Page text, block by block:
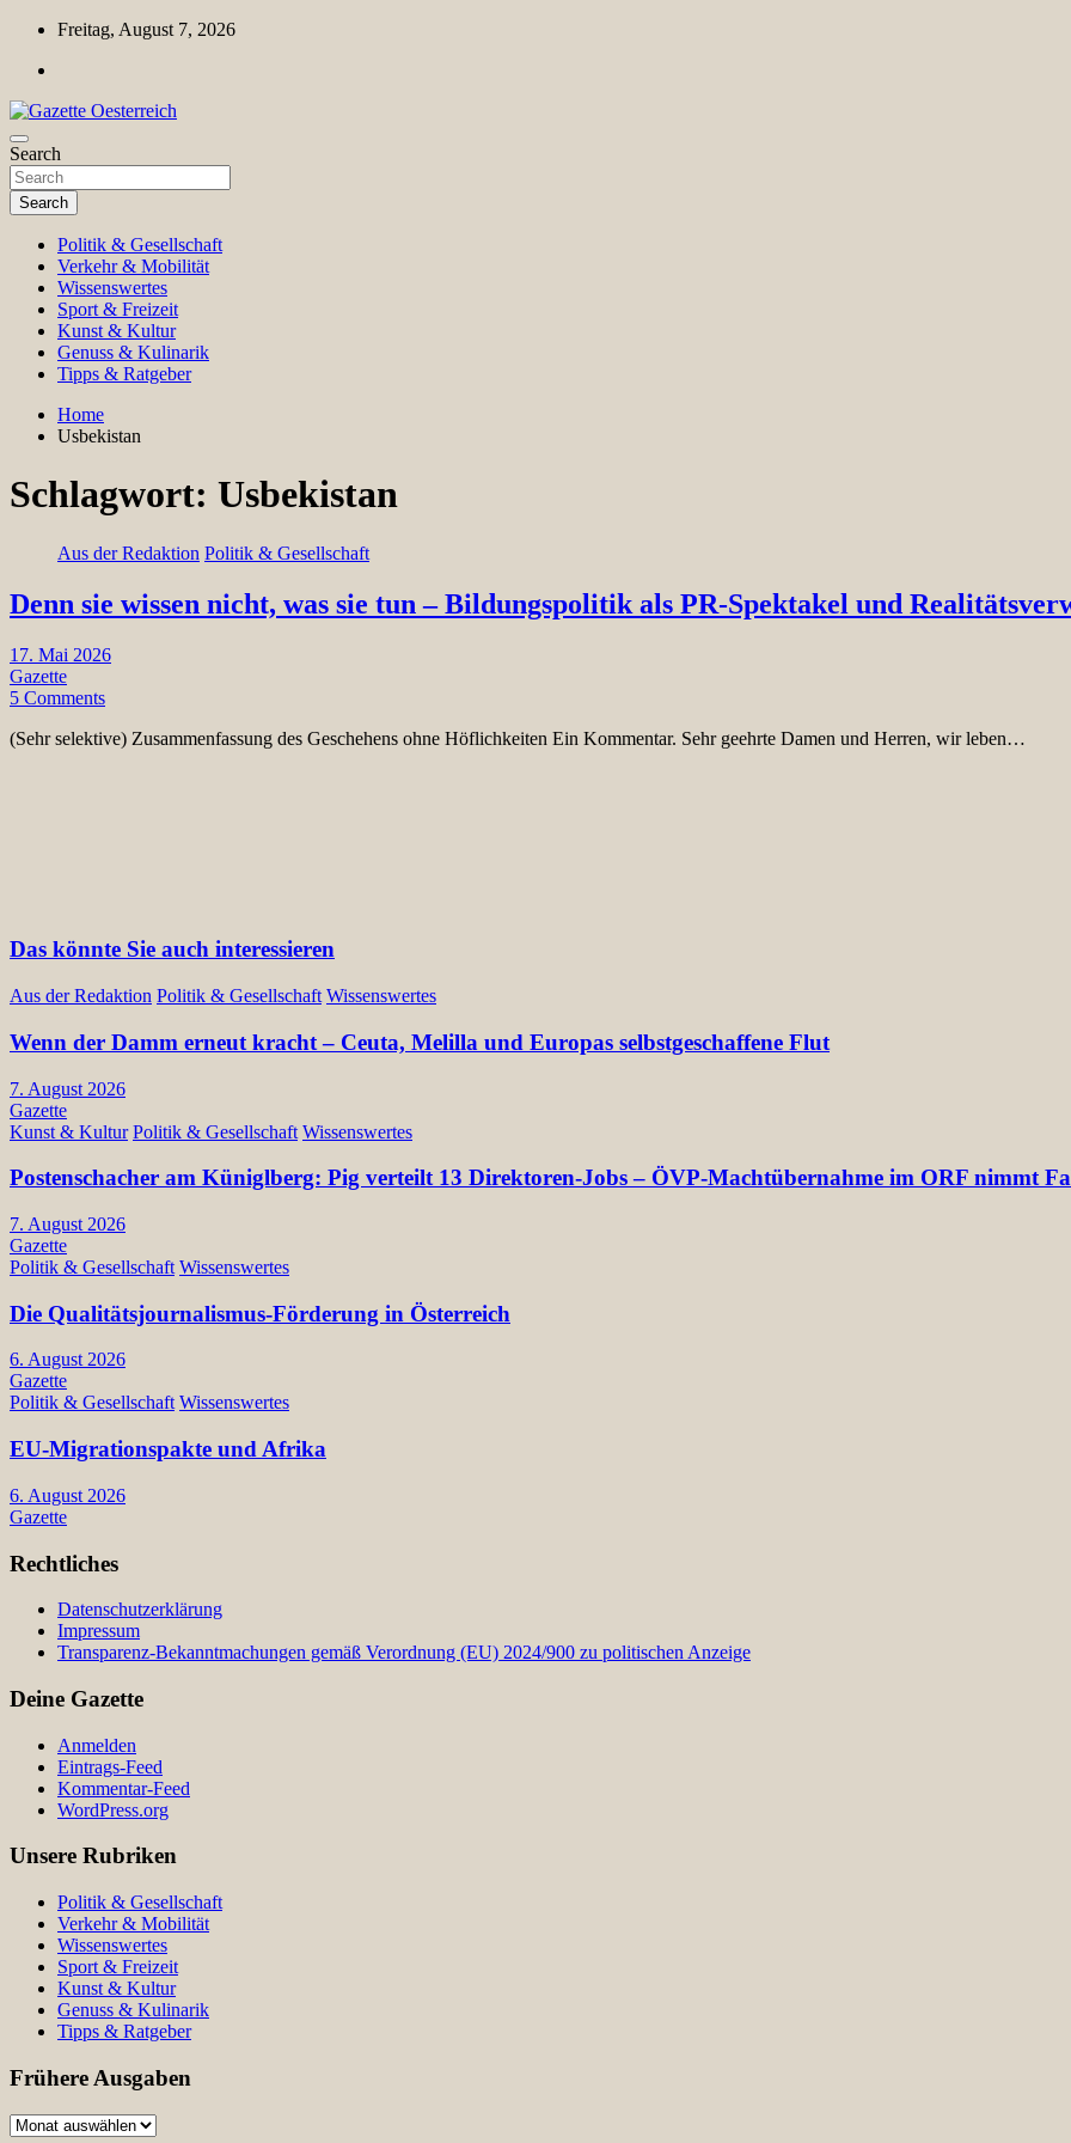
Skip
content
Freitag, August 7, 2026
Gazette Oesterreich
Magazin für Freizeit, Politik, Kultur & Wissenschaft
Search
Search
Politik & Gesellschaft
Verkehr & Mobilität
Wissenswertes
Sport & Freizeit
Kunst & Kultur
Genuss & Kulinarik
Tipps & Ratgeber
Home
Usbekistan
Schlagwort: Usbekistan
Aus der Redaktion Politik & Gesellschaft
Denn sie wissen nicht, was sie tun – Bildungspolitik als PR-Spektakel und
17. Mai 2026
Gazette
5 Comments
(Sehr selektive) Zusammenfassung des Geschehens ohne Höflichkeiten Ein Kommentar. Sehr geehrte Damen und Herren, wir leben…
Das könnte Sie auch interessieren
Aus der Redaktion Politik & Gesellschaft Wissenswertes
Wenn der Damm erneut kracht – Ceuta, Melilla und Europas selbstgeschaffene Flut
7. August 2026
Gazette
Kunst & Kultur Politik & Gesellschaft Wissenswertes
Postenschacher am Küniglberg: Pig verteilt 13 Direktoren-Jobs – ÖVP-Machtübernahme im ORF nimmt
7. August 2026
Gazette
Politik & Gesellschaft Wissenswertes
Die Qualitätsjournalismus-Förderung in Österreich
6. August 2026
Gazette
Politik & Gesellschaft Wissenswertes
EU-Migrationspakte und Afrika
6. August 2026
Gazette
Rechtliches
Datenschutzerklärung
Impressum
Transparenz-Bekanntmachungen gemäß Verordnung (EU) 2024/900 zu politischen Anzeige
Deine Gazette
Anmelden
Eintrags-Feed
Kommentar-Feed
WordPress.org
Unsere Rubriken
Politik & Gesellschaft
Verkehr & Mobilität
Wissenswertes
Sport & Freizeit
Kunst & Kultur
Genuss & Kulinarik
Tipps & Ratgeber
Frühere Ausgaben
Frühere